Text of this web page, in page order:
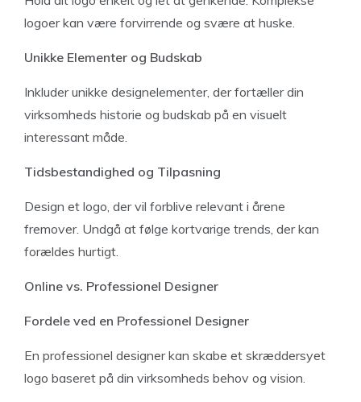
logoer kan være forvirrende og svære at huske.
Unikke Elementer og Budskab
Inkluder unikke designelementer, der fortæller din
virksomheds historie og budskab på en visuelt
interessant måde.
Tidsbestandighed og Tilpasning
Design et logo, der vil forblive relevant i årene
fremover. Undgå at følge kortvarige trends, der kan
forældes hurtigt.
Online vs. Professionel Designer
Fordele ved en Professionel Designer
En professionel designer kan skabe et skræddersyet
logo baseret på din virksomheds behov og vision.